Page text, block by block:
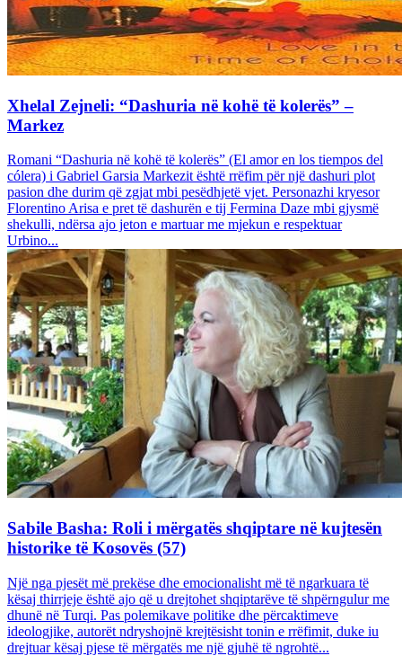
Xhelal Zejneli: “Dashuria në kohë të kolerës” –
Markez
Romani “Dashuria në kohë të kolerës” (El amor en los tiempos del
cólera) i Gabriel Garsia Markezit është rrëfim për një dashuri plot
pasion dhe durim që zgjat mbi pesëdhjetë vjet. Personazhi kryesor
Florentino Arisa e pret të dashurën e tij Fermina Daze mbi gjysmë
shekulli, ndërsa ajo jeton e martuar me mjekun e respektuar
Urbino...
Sabile Basha: Roli i mërgatës shqiptare në kujtesën
historike të Kosovës (57)
Një nga pjesët më prekëse dhe emocionalisht më të ngarkuara të
kësaj thirrjeje është ajo që u drejtohet shqiptarëve të shpërngulur me
dhunë në Turqi. Pas polemikave politike dhe përcaktimeve
ideologjike, autorët ndryshojnë krejtësisht tonin e rrëfimit, duke iu
drejtuar kësaj pjese të mërgatës me një gjuhë të ngrohtë...